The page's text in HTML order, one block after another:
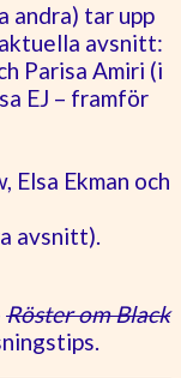
andra) tar upp
avsnitt:
Parisa Amiri (i
EJ – framför
Elsa Ekman och
avsnitt).
Röster om Black